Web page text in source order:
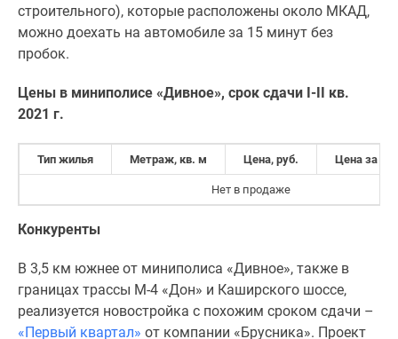
строительного), которые расположены около МКАД,
можно доехать на автомобиле за 15 минут без
пробок.
Цены в миниполисе «Дивное», срок сдачи I-II кв.
2021 г.
Тип жилья Метраж, кв. м Цена, руб. Цена за
Нет в продаже
Конкуренты
В 3,5 км южнее от миниполиса «Дивное», также в
границах трассы М-4 «Дон» и Каширского шоссе,
реализуется новостройка с похожим сроком сдачи –
«Первый квартал» от компании «Брусника». Проект